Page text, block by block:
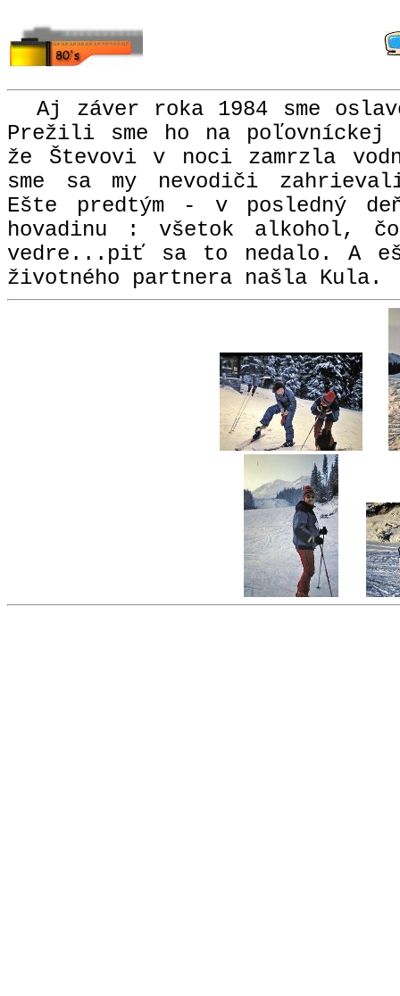
Aj záver roka 1984 sme
Prežili sme ho na
že Števovi v noci zamrzla
sme sa my nevodiči
Ešte predtým - v posledný
hovadinu : všetok alkohol,
vedre...piť sa to nedalo. A
životného partnera našla Kula.